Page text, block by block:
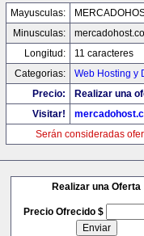
Mayusculas:
Minusculas:
Longitud:
11 caracteres
Categorias:
Web Hosting y
Precio:
Realizar una
Visitar!
Serán consideradas
Realizar una Oferta
Precio Ofrecido $